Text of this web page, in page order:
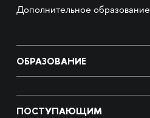
Дополнительное образование
ОБРАЗОВАНИЕ
ПОСТУПАЮЩИМ